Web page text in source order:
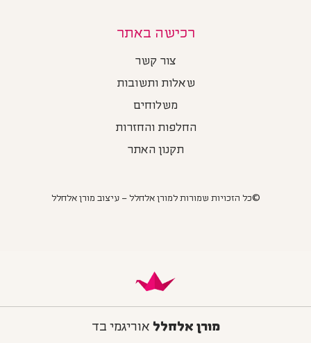
רכישה באתר
צור קשר
שאלות ותשובות
משלוחים
החלפות והחזרות
תקנון האתר
©כל הזכויות שמורות למורן אלחלל – עיצוב מורן אלחלל
מורן אלחלל אוריגמי בד